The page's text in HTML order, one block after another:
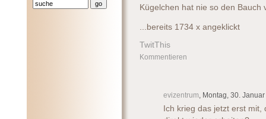
Kügelchen hat nie so den Bauch
...bereits 1734 x angeklickt
TwitThis
Kommentieren
evizentrum, Montag, 30.
Ich krieg das jetzt erst